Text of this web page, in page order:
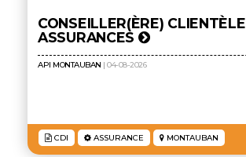
CONSEILLER(ÈRE) CLIENTÈLE
ASSURANCES
API MONTAUBAN | 04-08-2026
CDI ASSURANCE MONTAUBAN